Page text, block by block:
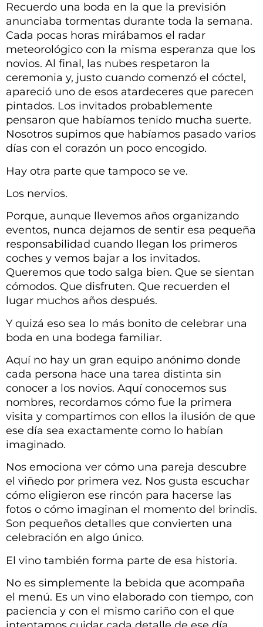
Recuerdo una boda en la que la previsión
anunciaba tormentas durante toda la semana.
Cada pocas horas mirábamos el radar
meteorológico con la misma esperanza que los
novios. Al final, las nubes respetaron la
ceremonia y, justo cuando comenzó el cóctel,
apareció uno de esos atardeceres que parecen
pintados. Los invitados probablemente
pensaron que habíamos tenido mucha suerte.
Nosotros supimos que habíamos pasado varios
días con el corazón un poco encogido.
Hay otra parte que tampoco se ve.
Los nervios.
Porque, aunque llevemos años organizando
eventos, nunca dejamos de sentir esa pequeña
responsabilidad cuando llegan los primeros
coches y vemos bajar a los invitados.
Queremos que todo salga bien. Que se sientan
cómodos. Que disfruten. Que recuerden el
lugar muchos años después.
Y quizá eso sea lo más bonito de celebrar una
boda en una bodega familiar.
Aquí no hay un gran equipo anónimo donde
cada persona hace una tarea distinta sin
conocer a los novios. Aquí conocemos sus
nombres, recordamos cómo fue la primera
visita y compartimos con ellos la ilusión de que
ese día sea exactamente como lo habían
imaginado.
Nos emociona ver cómo una pareja descubre
el viñedo por primera vez. Nos gusta escuchar
cómo eligieron ese rincón para hacerse las
fotos o cómo imaginan el momento del brindis.
Son pequeños detalles que convierten una
celebración en algo único.
El vino también forma parte de esa historia.
No es simplemente la bebida que acompaña
el menú. Es un vino elaborado con tiempo, con
paciencia y con el mismo cariño con el que